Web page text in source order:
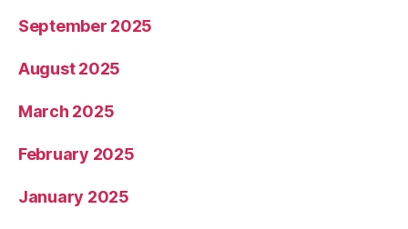
September 2025
August 2025
March 2025
February 2025
January 2025